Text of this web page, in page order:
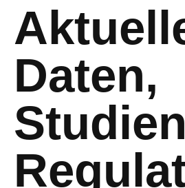
Daten,